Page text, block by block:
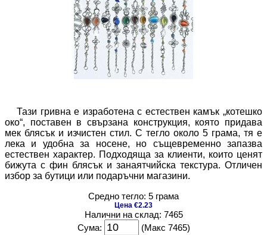
Тази гривна е изработена с естествен камък „котешко
око“, поставен в свързана конструкция, която придава
мек блясък и изчистен стил. С тегло около 5 грама, тя е
лека и удобна за носене, но същевременно запазва
естествен характер. Подходяща за клиенти, които ценят
бижута с фин блясък и занаятчийска текстура. Отличен
избор за бутици или подаръчни магазини.
Средно тегло: 5 грама
Цена €2.23
Налични на склад: 7465
Сума:
(Макс 7465)